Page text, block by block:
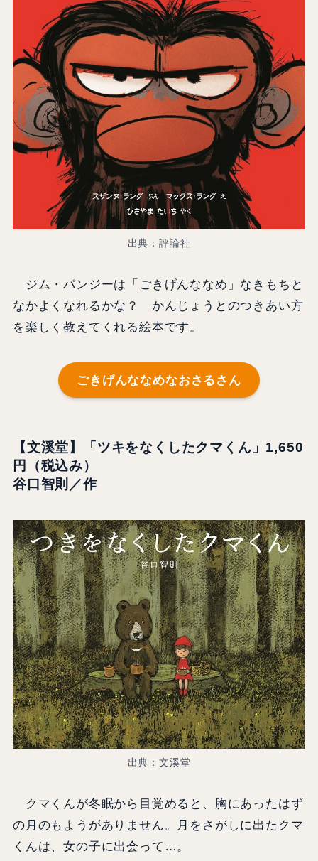
出典：評論社
ジム・パンジーは「ごきげんななめ」なきもちと
なかよくなれるかな？ かんじょうとのつきあい方
を楽しく教えてくれる絵本です。
ごきげんななめなおさるさん
【文溪堂】「ツキをなくしたクマくん」1,650
円（税込み）
谷口智則／作
出典：文溪堂
クマくんが冬眠から目覚めると、胸にあったはず
の月のもようがありません。月をさがしに出たクマ
くんは、女の子に出会って…。